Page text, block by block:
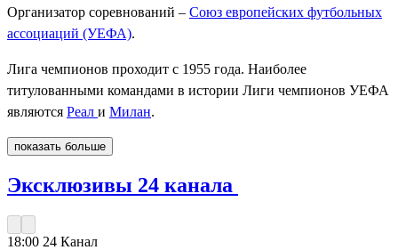
Организатор соревнований – Союз европейских футбольных
ассоциаций (УЕФА).
Лига чемпионов проходит с 1955 года. Наиболее
титулованными командами в истории Лиги чемпионов УЕФА
являются Реал и Милан.
показать больше
Эксклюзивы 24 канала
18:00 24 Канал